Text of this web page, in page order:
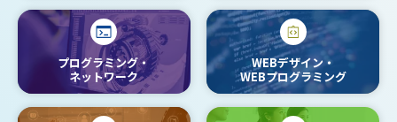
プログラミング・
ネットワーク
WEBデザイン・
WEBプログラミング